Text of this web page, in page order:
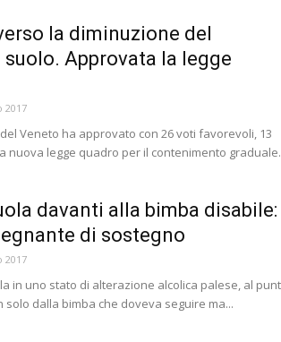
la diminuzione del
Approvata la legge
2017
Veneto ha approvato con 26 voti favorevoli, 13
nuova legge quadro per il contenimento
davanti alla bimba disabile:
di sostegno
2017
in uno stato di alterazione alcolica palese, al
dalla bimba che doveva seguire ma...